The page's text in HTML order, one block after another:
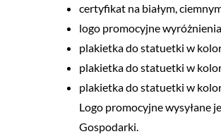
certyfikat na białym,
logo promocyjne
plakietka do statuetki w
plakietka do statuetki w
plakietka do statuetki w
Logo promocyjne wysyłane
Gospodarki.